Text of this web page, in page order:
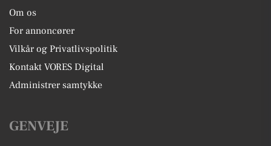
Om os
For annoncører
Vilkår og Privatlivspolitik
Kontakt VORES Digital
Administrer samtykke
GENVEJE